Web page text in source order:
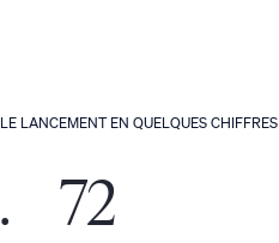
LE LANCEMENT EN QUELQUES CHIFFRES
. 72